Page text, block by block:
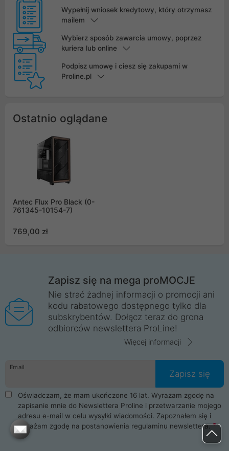
Wypełnij wniosek kredytowy, który otrzymasz
mailem
Wybierz sposób zawarcia umowy, poprzez
kuriera lub online
Podpisz umowę i ciesz się zakupami w
Proline.pl
Ostatnio oglądane
Antec Flux Pro Black (0-
761345-10154-7)
769,00 zł
Zapisz się na mega proMOCJE
Nie strać żadnej informacji o promocji ani
kodu rabatowego dostępnego tylko dla
subskrybentów. Dołącz teraz do grona
odbiorców newslettera ProLine!
Więcej informacji
Email
Zapisz się
Oświadczam, że mam ukończone 16 lat. Wyrażam zgodę na
zapisanie mnie do Newslettera Proline i przetwarzanie mojego
adresu e-mail w celu wysyłki wiadomości. Zapoznałem się i
wyrażam zgodę na postanowienia regulaminu newslettera.